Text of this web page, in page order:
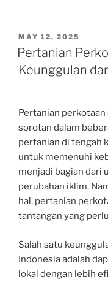
POSTED
ON
MAY 12, 2025
Pertanian
Keunggulan
Pertanian
sorotan dalam
pertanian di tengah
untuk memenuhi
menjadi bagian dari
perubahan iklim.
hal, pertanian
tantangan yang
Salah satu
Indonesia adalah
lokal dengan lebih